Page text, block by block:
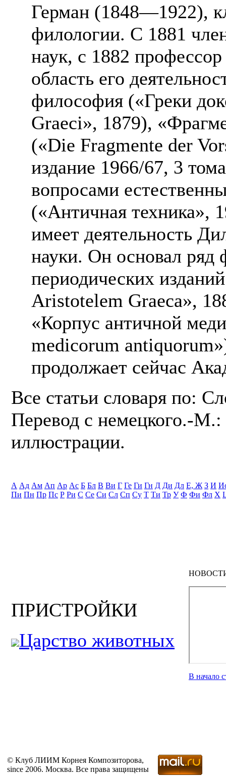
Герман (1848—1922),
филологии. С 1881
наук, с 1882
область его
философия («Греки
Graeci», 1879),
(«Die Fragmente der
издание 1966/67, 3
вопросами
(«Античная техника»,
имеет деятельность
науки. Он основал ряд
периодических
Aristotelem Graeса»,
«Корпус античной
medicorum
продолжает сейчас
Все статьи словаря по:
Перевод с немецкого.-
иллюстрации.
А Ад Ам Ап Ар Ас Б Бл В Ви Г Ге Ги Гн Д Ди Дл Е, Ж З И
Пи Пн Пр Пс Р Ри С Се Си Сл Сп Су Т Ти Тр У Ф Фи Фл Х
ПРИСТРОЙКИ
Царство животных
В начало
© Клуб ЛИИМ Корнея Композиторова,
since 2006. Москва. Все права защищены